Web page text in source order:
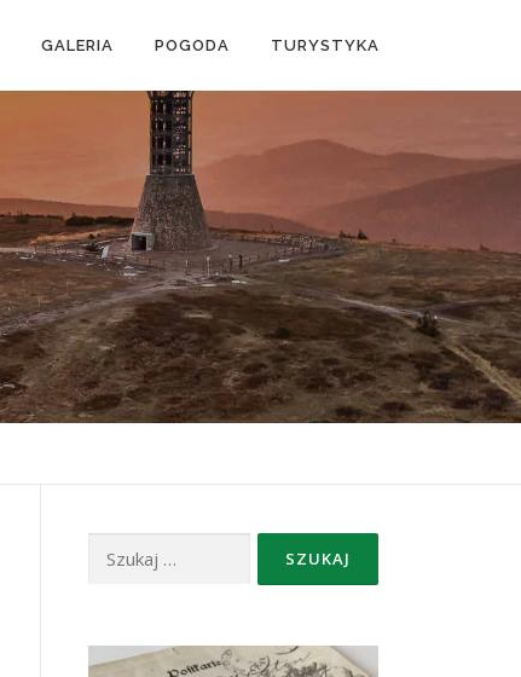
GALERIA POGODA TURYSTYKA